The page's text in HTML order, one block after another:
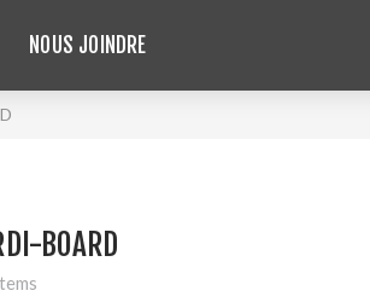
NOUS JOINDRE
BOARD